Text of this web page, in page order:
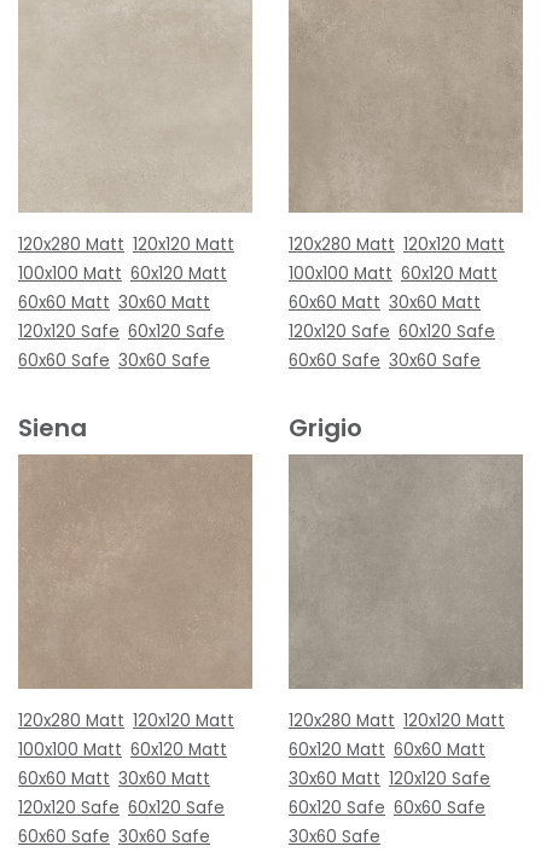
120x280 Matt 120x120 Matt
100x100 Matt 60x120 Matt
60x60 Matt 30x60 Matt
120x120 Safe 60x120 Safe
60x60 Safe 30x60 Safe
120x280 Matt 120x120 Matt
100x100 Matt 60x120 Matt
60x60 Matt 30x60 Matt
120x120 Safe 60x120 Safe
60x60 Safe 30x60 Safe
Siena
120x280 Matt 120x120 Matt
100x100 Matt 60x120 Matt
60x60 Matt 30x60 Matt
120x120 Safe 60x120 Safe
60x60 Safe 30x60 Safe
Grigio
120x280 Matt 120x120 Matt
60x120 Matt 60x60 Matt
30x60 Matt 120x120 Safe
60x120 Safe 60x60 Safe
30x60 Safe